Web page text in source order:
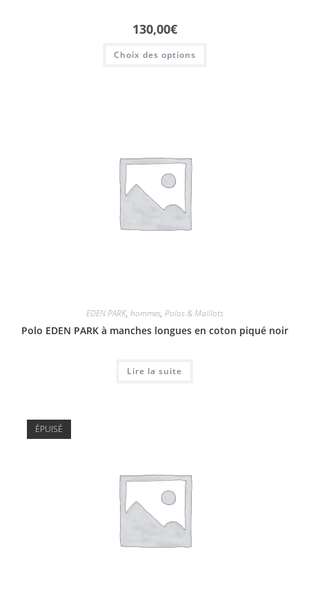
130,00€
Choix des options
EDEN PARK, hommes, Polos & Maillots
Polo EDEN PARK à manches longues en coton piqué noir
Lire la suite
ÉPUISÉ